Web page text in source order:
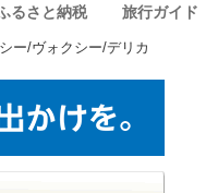
るさと納税 旅行ガイド
ー/ヴォクシー/デリカ